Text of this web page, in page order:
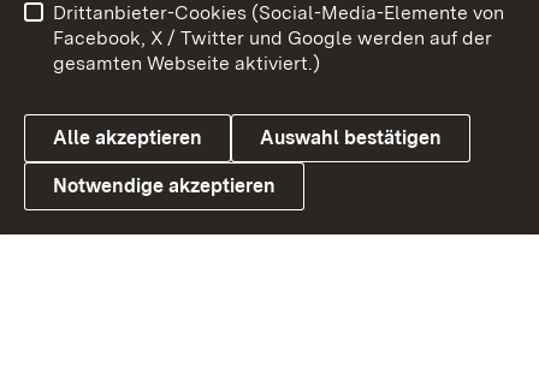
Link zum Landesportal
Benutzungshinweise
Barrierefreiheit
Datenschutz
Cookies
Drittanbieter-Cookies (Social-Media-Elemente von
Facebook, X / Twitter und Google werden auf der
gesamten Webseite aktiviert.)
Alle akzeptieren Auswahl bestätigen
Notwendige akzeptieren